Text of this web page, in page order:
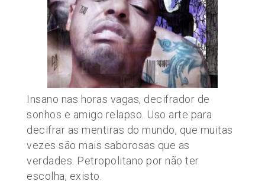
Insano nas horas vagas, decifrador de
sonhos e amigo relapso. Uso arte para
decifrar as mentiras do mundo, que muitas
vezes são mais saborosas que as
verdades. Petropolitano por não ter
escolha, existo.